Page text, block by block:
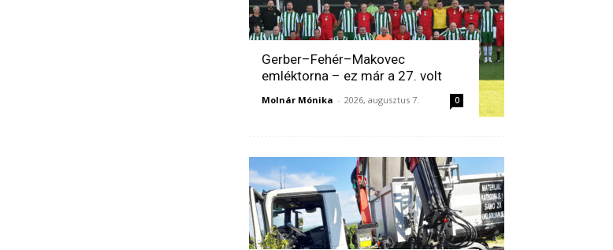
Gerber–Fehér–Makovec
emléktorna – ez már a 27. volt
Molnár Mónika - 2026, augusztus 7. 0